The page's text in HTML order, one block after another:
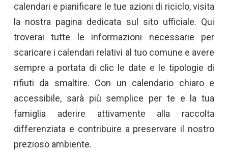
calendari e pianificare le tue azioni di riciclo, visita
la nostra pagina dedicata sul sito ufficiale. Qui
troverai tutte le informazioni necessarie per
scaricare i calendari relativi al tuo comune e avere
sempre a portata di clic le date e le tipologie di
rifiuti da smaltire. Con un calendario chiaro e
accessibile, sarà più semplice per te e la tua
famiglia aderire attivamente alla raccolta
differenziata e contribuire a preservare il nostro
prezioso ambiente.